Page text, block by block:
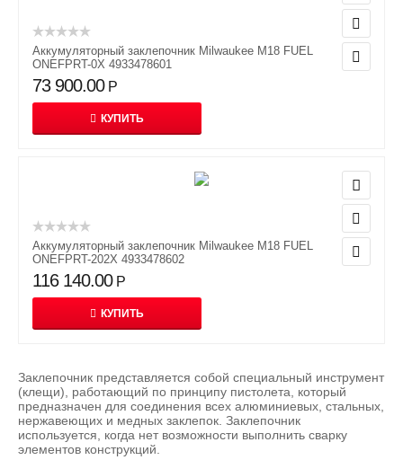
Аккумуляторный заклепочник Milwaukee M18 FUEL
ONEFPRT-0X 4933478601
73 900.00 Р
КУПИТЬ
Аккумуляторный заклепочник Milwaukee M18 FUEL
ONEFPRT-202X 4933478602
116 140.00 Р
КУПИТЬ
Заклепочник представляется собой специальный инструмент
(клещи), работающий по принципу пистолета, который
предназначен для соединения всех алюминиевых, стальных,
нержавеющих и медных заклепок. Заклепочник
используется, когда нет возможности выполнить сварку
элементов конструкций.